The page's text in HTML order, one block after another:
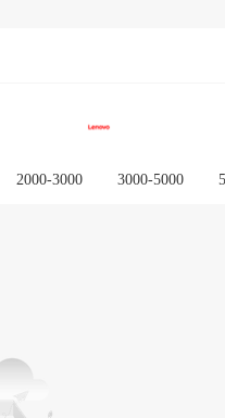
2000-3000 3000-5000